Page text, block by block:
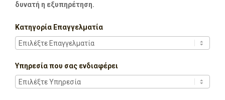
δυνατή η εξυπηρέτηση.
Κατηγορία Επαγγελματία
Υπηρεσία που σας ενδιαφέρει